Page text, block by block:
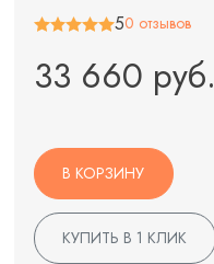
50 отзывов
33 660 руб.
В КОРЗИНУ
КУПИТЬ В 1 КЛИК